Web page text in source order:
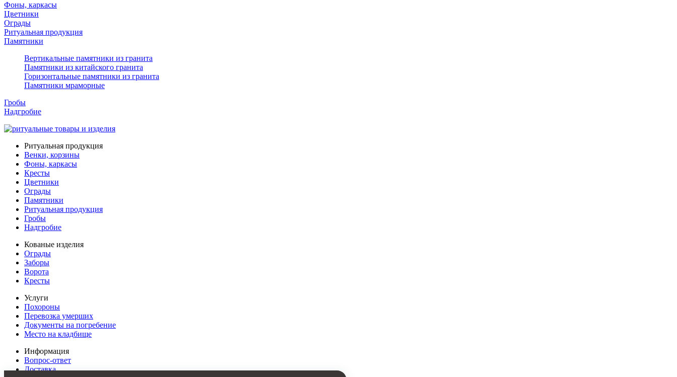
Фоны, каркасы
Цветники
Ограды
Ритуальная продукция
Памятники
Вертикальные памятники из гранита
Памятники из китайского гранита
Горизонтальные памятники из гранита
Памятники мраморные
Гробы
Надгробие
Ритуальная продукция
Венки, корзины
Фоны, каркасы
Кресты
Цветники
Ограды
Памятники
Ритуальная продукция
Гробы
Надгробие
Кованые изделия
Ограды
Заборы
Ворота
Кресты
Услуги
Похороны
Перевозка умерших
Документы на погребение
Место на кладбище
Информация
Вопрос-ответ
Доставка